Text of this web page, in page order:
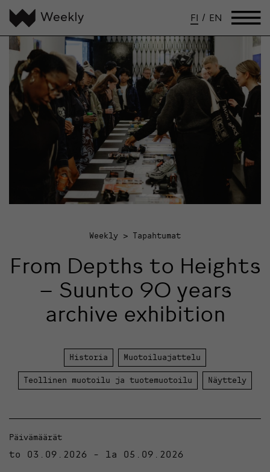
FI / EN
Weekly Tapahtumat
From Depths to Heights
– Suunto 90 years
archive exhibition
Historia Muotoiluajattelu
Teollinen muotoilu ja tuotemuotoilu Näyttely
Päivämäärät
to 03.09.2026 - la 05.09.2026